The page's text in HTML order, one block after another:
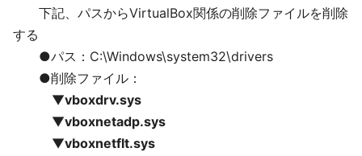
下記、パスからVirtualBox関係の削除ファイルを削除
する
●パス：C:\Windows\system32\drivers
●削除ファイル：
▼vboxdrv.sys
▼vboxnetadp.sys
▼vboxnetflt.sys